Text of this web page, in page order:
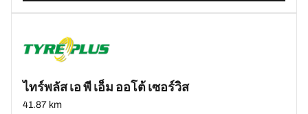
ไทร์พลัส เอ พี เอ็ม ออโต้ เซอร์วิส
41.87 km